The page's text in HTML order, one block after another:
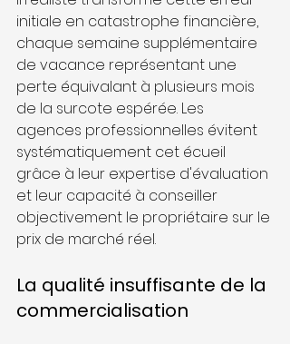
initiale en catastrophe financière,
chaque semaine supplémentaire
de vacance représentant une
perte équivalant à plusieurs mois
de la surcote espérée. Les
agences professionnelles évitent
systématiquement cet écueil
grâce à leur expertise d'évaluation
et leur capacité à conseiller
objectivement le propriétaire sur le
prix de marché réel.
La qualité insuffisante de la
commercialisation